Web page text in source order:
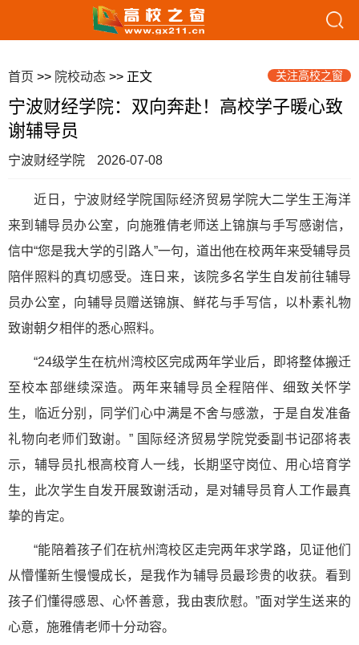
首页 >> 院校动态 >> 正文 关注高校之窗
宁波财经学院：双向奔赴！高校学子暖心致
谢辅导员
宁波财经学院 2026-07-08
近日，宁波财经学院国际经济贸易学院大二学生王海洋
来到辅导员办公室，向施雅倩老师送上锦旗与手写感谢信，
信中“您是我大学的引路人”一句，道出他在校两年来受辅导员
陪伴照料的真切感受。连日来，该院多名学生自发前往辅导
员办公室，向辅导员赠送锦旗、鲜花与手写信，以朴素礼物
致谢朝夕相伴的悉心照料。
“24级学生在杭州湾校区完成两年学业后，即将整体搬迁
至校本部继续深造。两年来辅导员全程陪伴、细致关怀学
生，临近分别，同学们心中满是不舍与感激，于是自发准备
礼物向老师们致谢。” 国际经济贸易学院党委副书记邵将表
示，辅导员扎根高校育人一线，长期坚守岗位、用心培育学
生，此次学生自发开展致谢活动，是对辅导员育人工作最真
挚的肯定。
“能陪着孩子们在杭州湾校区走完两年求学路，见证他们
从懵懂新生慢慢成长，是我作为辅导员最珍贵的收获。看到
孩子们懂得感恩、心怀善意，我由衷欣慰。”面对学生送来的
心意，施雅倩老师十分动容。